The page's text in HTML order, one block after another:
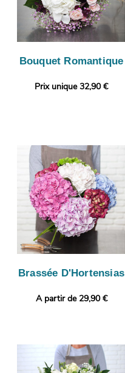
Bouquet Romantique
Prix unique 32,90 €
Brassée D'Hortensias
A partir de 29,90 €